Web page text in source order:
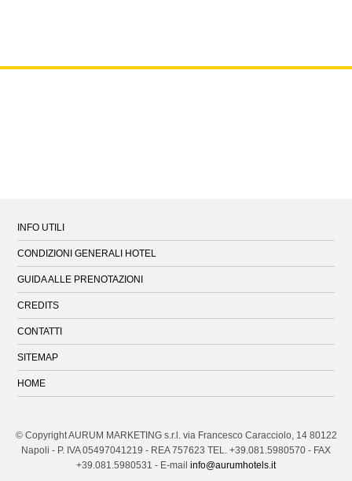
INFO UTILI
CONDIZIONI GENERALI HOTEL
GUIDA ALLE PRENOTAZIONI
CREDITS
CONTATTI
SITEMAP
HOME
© Copyright AURUM MARKETING s.r.l. via Francesco Caracciolo, 14 80122
Napoli - P. IVA 05497041219 - REA 757623 TEL. +39.081.5980570 - FAX
+39.081.5980531 - E-mail info@aurumhotels.it